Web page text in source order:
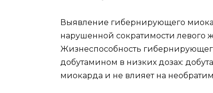
Выявление гибернирующего
нарушенной сократимости левого
Жизнеспособность
добутамином в низких дозах:
миокарда и не влияет на